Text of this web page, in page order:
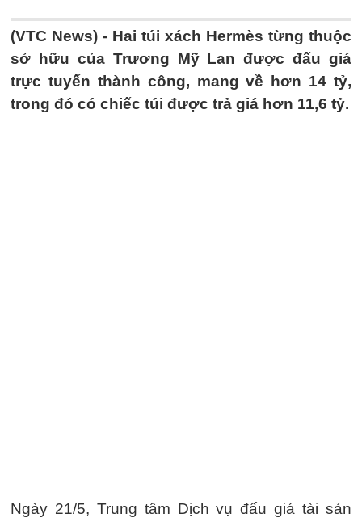
(VTC News) - Hai túi xách Hermès từng thuộc
sở hữu của Trương Mỹ Lan được đấu giá
trực tuyến thành công, mang về hơn 14 tỷ,
trong đó có chiếc túi được trả giá hơn 11,6 tỷ.
Ngày 21/5, Trung tâm Dịch vụ đấu giá tài sản